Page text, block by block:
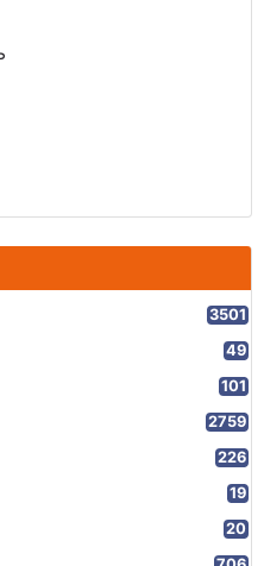
3501
49
101
2759
226
19
20